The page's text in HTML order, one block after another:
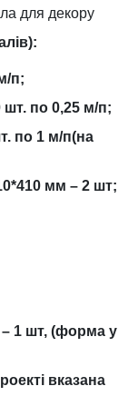
для декору
п;
шт. по 0,25 м/п;
по 1 м/п(на
мм – 2 шт;
– 1 шт, (форма у
вказана